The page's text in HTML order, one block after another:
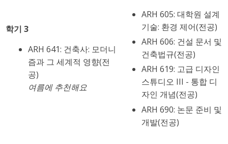
학기 3
ARH 641: 건축사: 모더니
즘과 그 세계적 영향(전
공)
여름에 추천해요
ARH 605: 대학원 설계
기술: 환경 제어(전공)
ARH 606: 건설 문서 및
건축법규(전공)
ARH 619: 고급 디자인
스튜디오 III - 통합 디
자인 개념(전공)
ARH 690: 논문 준비 및
개발(전공)